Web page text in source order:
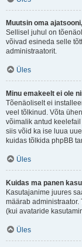
Muutsin oma
Sellisel juhul on
võivad esineda selle
administraatorit.
Üles
Minu emakeelt ei ole
Tõenäoliselt ei
veel tõlkinud. Võta
võimalik antud
siis võid ka ise luua
kuidas tõlkida phpBB
Üles
Kuidas ma panen
Kasutajanime juures
määrab
(kui avataride
Üles